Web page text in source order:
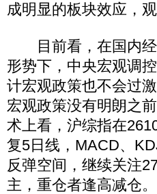
成明显的板块效应，观
目前看，在国内经
形势下，中央宏观调
计宏观政策也不会过
宏观政策没有明朗之
术上看，沪综指在
复5日线，MACD、
反弹空间，继续关注
主，重仓者逢高减仓。